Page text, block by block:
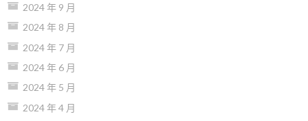
2024 年 9 月
2024 年 8 月
2024 年 7 月
2024 年 6 月
2024 年 5 月
2024 年 4 月